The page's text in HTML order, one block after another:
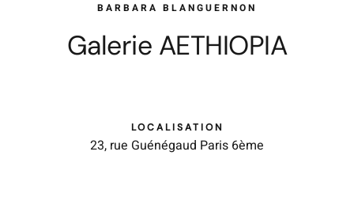
BARBARA BLANGUERNON
Galerie AETHIOPIA
LOCALISATION
23, rue Guénégaud Paris 6ème